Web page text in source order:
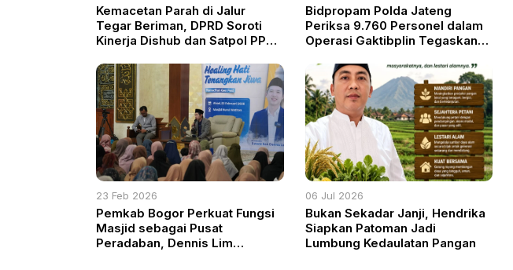
Kemacetan Parah di Jalur
Tegar Beriman, DPRD Soroti
Kinerja Dishub dan Satpol PP
Bidpropam Polda Jateng
Periksa 9.760 Personel dalam
Operasi Gaktibplin Tegaskan
Profesi
23 Feb 2026
Pemkab Bogor Perkuat Fungsi
Masjid sebagai Pusat
Peradaban, Dennis Lim
06 Jul 2026
Bukan Sekadar Janji, Hendrika
Siapkan Patoman Jadi
Lumbung Kedaulatan Pangan